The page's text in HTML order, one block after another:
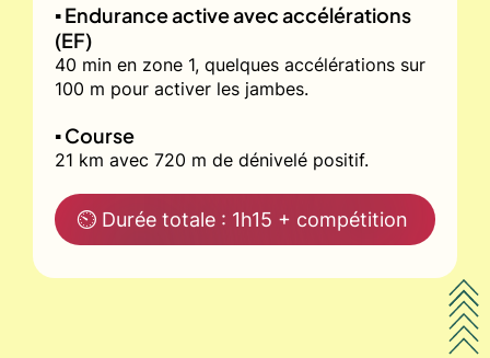
▪️ Endurance active avec accélérations
(EF)
40 min en zone 1, quelques accélérations sur
100 m pour activer les jambes.
▪️ Course
21 km avec 720 m de dénivelé positif.
⏲ Durée totale : 1h15 + compétition